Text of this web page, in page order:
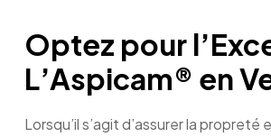
Optez pour
L’Aspicam® en
Lorsqu’il s’agit d’assurer la